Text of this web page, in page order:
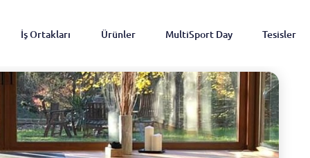
İş Ortakları Ürünler MultiSport Day Tesisler